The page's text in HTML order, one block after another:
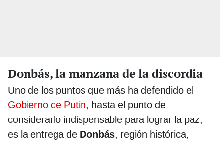
Donbás, la manzana de la discordia
Uno de los puntos que más ha defendido el
Gobierno de Putin, hasta el punto de
considerarlo indispensable para lograr la paz,
es la entrega de Donbás, región histórica,